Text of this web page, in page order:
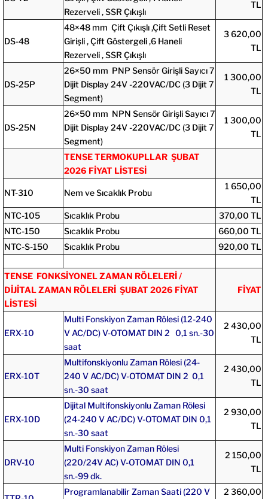
Rezerveli , SSR Çıkışlı
TL
DS-48
48×48 mm Çift Çıkışlı ,Çift Setli Reset
Girişli , Çift Göstergeli ,6 Haneli
Rezerveli , SSR Çıkışlı
3 620,00
TL
DS-25P
26×50 mm PNP Sensör Girişli Sayıcı 7
Dijit Display 24V -220VAC/DC (3 Dijit 7
Segment)
1 300,00
TL
DS-25N
26×50 mm NPN Sensör Girişli Sayıcı 7
Dijit Display 24V -220VAC/DC (3 Dijit 7
Segment)
1 300,00
TL
TENSE TERMOKUPLLAR ŞUBAT
2026 FİYAT LİSTESİ
NT-310 Nem ve Sıcaklık Probu
1 650,00
TL
NTC-105
Sıcaklık Probu
370,00 TL
NTC-150
Sıcaklık Probu
660,00 TL
NTC-S-150
Sıcaklık Probu 920,00 TL
TENSE FONKSİYONEL ZAMAN RÖLELERİ /
DİJİTAL ZAMAN RÖLELERİ ŞUBAT 2026 FİYAT
LİSTESİ
FİYAT
ERX-10
Multi Fonskiyon Zaman Rölesi (12-240
V AC/DC) V-OTOMAT DIN 2 0,1 sn.-30
saat
2 430,00
TL
ERX-10T
Multifonskiyonlu Zaman Rölesi (24-
240 V AC/DC) V-OTOMAT DIN 2 0,1
sn.-30 saat
2 430,00
TL
ERX-10D
Dijital Multifonskiyonlu Zaman Rölesi
(24-240 V AC/DC) V-OTOMAT DIN 0,1
sn.-30 saat
2 930,00
TL
DRV-10
Multi Fonskiyon Zaman Rölesi
(220/24V AC) V-OTOMAT DIN 0,1
sn.-99 dk.
2 150,00
TL
Programlanabilir Zaman Saati (220 V 2 360,00